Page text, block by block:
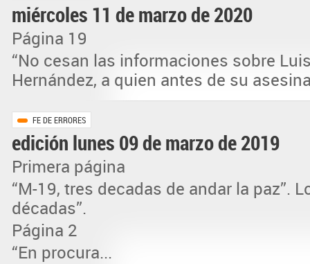
miércoles 11 de marzo de 2020
Página 19
“No cesan las informaciones sobre Luis
Hernández, a quien antes de su
FE DE ERRORES
edición lunes 09 de marzo de 2019
Primera página
“M-19, tres decadas de andar la paz”.
décadas”.
Página 2
“En procura...